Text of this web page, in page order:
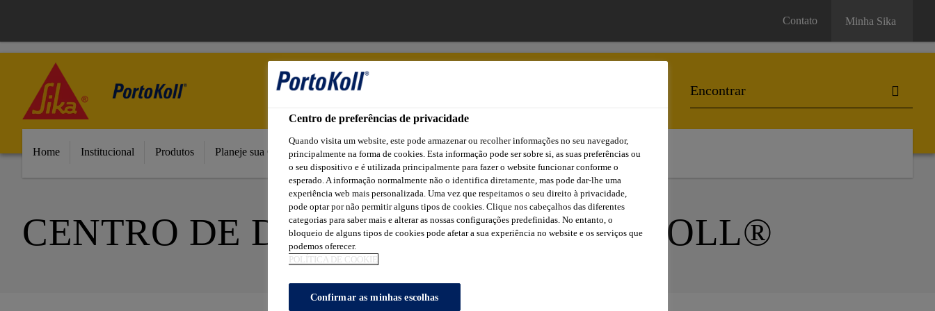
Contato Minha Sika
Home Institucional Produtos Planeje sua Obra Vídeos Onde Encontrar Contato Notícias
CENTRO DE DOWNLOADS PORTOKOLL®
Centro de preferências de privacidade
Quando visita um website, este pode armazenar ou recolher informações no seu navegador,
principalmente na forma de cookies. Esta informação pode ser sobre si, as suas preferências ou
o seu dispositivo e é utilizada principalmente para fazer o website funcionar conforme o
esperado. A informação normalmente não o identifica diretamente, mas pode dar-lhe uma
experiência web mais personalizada. Uma vez que respeitamos o seu direito à privacidade,
pode optar por não permitir alguns tipos de cookies. Clique nos cabeçalhos das diferentes
categorias para saber mais e alterar as nossas configurações predefinidas. No entanto, o
bloqueio de alguns tipos de cookies pode afetar a sua experiência no website e os serviços que
podemos oferecer.
POLÍTICA DE COOKIE
Confirmar as minhas escolhas